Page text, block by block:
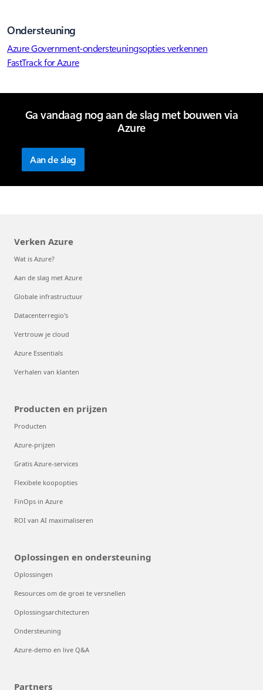
Ondersteuning
Azure Government-ondersteuningsopties verkennen
FastTrack for Azure
Ga vandaag nog aan de slag met bouwen via
Azure
Aan de slag
Verken Azure
Wat is Azure?
Aan de slag met Azure
Globale infrastructuur
Datacenterregio's
Vertrouw je cloud
Azure Essentials
Verhalen van klanten
Producten en prijzen
Producten
Azure-prijzen
Gratis Azure-services
Flexibele koopopties
FinOps in Azure
ROI van AI maximaliseren
Oplossingen en ondersteuning
Oplossingen
Resources om de groei te versnellen
Oplossingsarchitecturen
Ondersteuning
Azure-demo en live Q&A
Partners